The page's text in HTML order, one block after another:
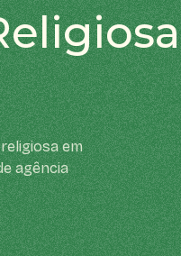
em
agência